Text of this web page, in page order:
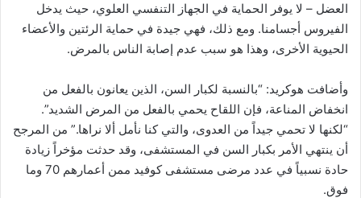
العضل – لا يوفر الحماية في الجهاز التنفسي العلوي، حيث يدخل
الفيروس أجسامنا. ومع ذلك، فهي جيدة في حماية الرئتين والأعضاء
الحيوية الأخرى، وهذا هو سبب عدم إصابة الناس بالمرض.
وأضافت هوكريد: “بالنسبة لكبار السن، الذين يعانون بالفعل من
انخفاض المناعة، فإن اللقاح يحمي بالفعل من المرض الشديد”.
“لكنها لا تحمي جيداً من العدوى، والتي كنا نأمل ألا نراها.” من المرجح
أن ينتهي الأمر بكبار السن في المستشفى، وقد حدثت مؤخراً زيادة
حادة نسبياً في عدد مرضى مستشفى كوفيد ممن أعمارهم 70 وما
فوق.